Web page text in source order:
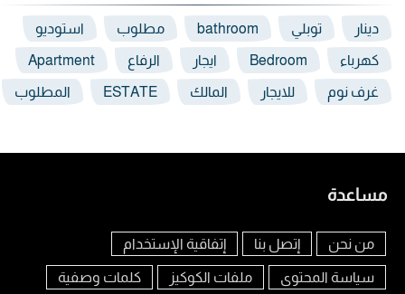
دينار توبلي bathroom مطلوب استوديو
كهرباء Bedroom ايجار الرفاع Apartment
غرف نوم للايجار المالك ESTATE المطلوب
مساعدة
من نحن إتصل بنا إتفاقية الإستخدام
سياسة المحتوى ملفات الكوكيز كلمات وصفية